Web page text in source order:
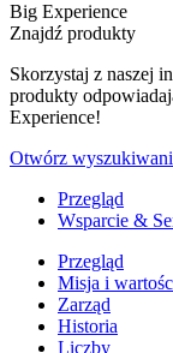
Big Experience
Znajdź produkty
Skorzystaj z naszej
produkty
Experience!
Otwórz
Przegląd
Wsparcie &
Przegląd
Misja i
Zarząd
Historia
Liczby